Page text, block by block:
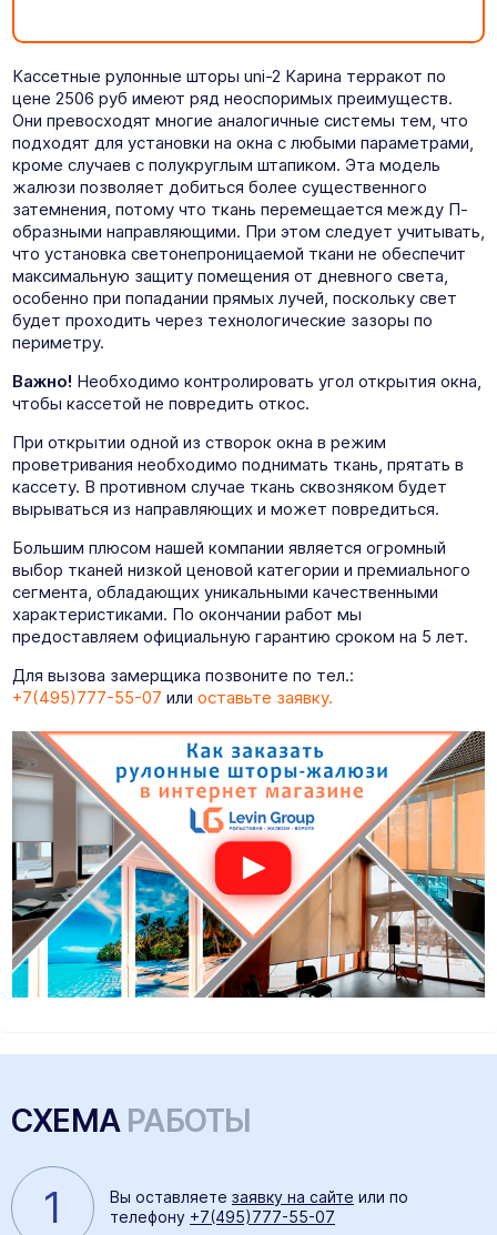
Кассетные рулонные шторы uni-2 Карина терракот по
цене 2506 руб имеют ряд неоспоримых преимуществ.
Они превосходят многие аналогичные системы тем, что
подходят для установки на окна с любыми параметрами,
кроме случаев с полукруглым штапиком. Эта модель
жалюзи позволяет добиться более существенного
затемнения, потому что ткань перемещается между П-
образными направляющими. При этом следует учитывать,
что установка светонепроницаемой ткани не обеспечит
максимальную защиту помещения от дневного света,
особенно при попадании прямых лучей, поскольку свет
будет проходить через технологические зазоры по
периметру.
Важно! Необходимо контролировать угол открытия окна,
чтобы кассетой не повредить откос.
При открытии одной из створок окна в режим
проветривания необходимо поднимать ткань, прятать в
кассету. В противном случае ткань сквозняком будет
вырываться из направляющих и может повредиться.
Большим плюсом нашей компании является огромный
выбор тканей низкой ценовой категории и премиального
сегмента, обладающих уникальными качественными
характеристиками. По окончании работ мы
предоставляем официальную гарантию сроком на 5 лет.
Для вызова замерщика позвоните по тел.:
+7(495)777-55-07 или оставьте заявку.
СХЕМА РАБОТЫ
1 Вы оставляете заявку на сайте или по
телефону +7(495)777-55-07